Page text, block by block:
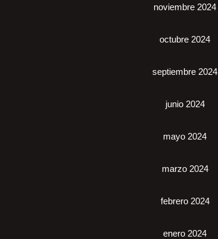
noviembre 2024
octubre 2024
septiembre 2024
junio 2024
mayo 2024
marzo 2024
febrero 2024
enero 2024